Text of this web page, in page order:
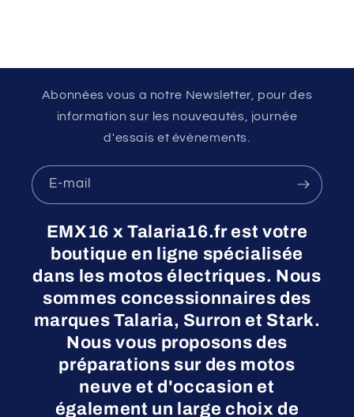
Abonnées vous a notre Newsletter, pour des
information sur les nouveautés, journée
d'essais et évènements.
E-mail
EMX16 x Talaria16.fr est votre
boutique en ligne spécialisée
dans les motos électriques. Nous
sommes concessionnaires des
marques Talaria, Surron et Stark.
Nous vous proposons des
préparations sur des motos
neuve et d'occasion et
également un large choix de